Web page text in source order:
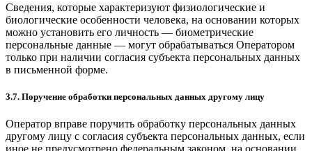
Сведения, которые характеризуют физиологические и
биологические особенности человека, на основании которых
можно установить его личность — биометрические
персональные данные — могут обрабатываться Оператором
только при наличии согласия субъекта персональных данных
в письменной форме.
3.7. Поручение обработки персональных данных другому лицу
Оператор вправе поручить обработку персональных данных
другому лицу с согласия субъекта персональных данных, если
иное не предусмотрено федеральным законом, на основании